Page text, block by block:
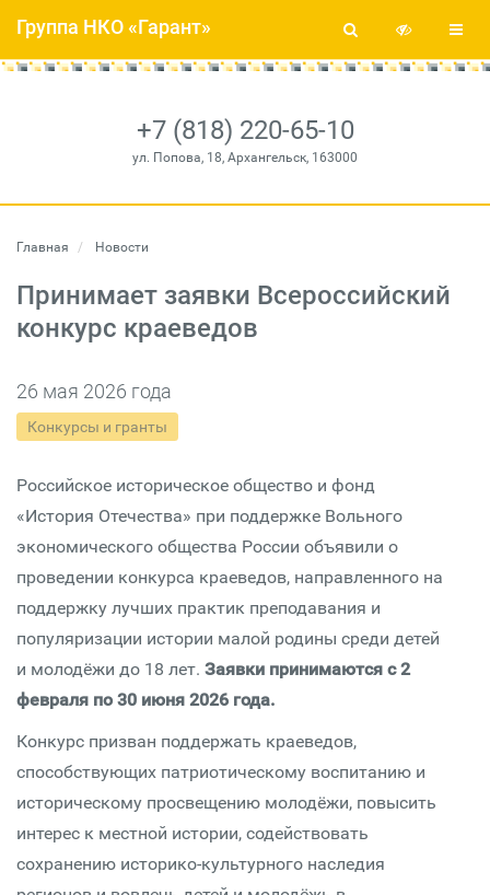
+7 (818) 220-65-10
ул. Попова, 18, Архангельск, 163000
Группа НКО «Гарант»
Главная Новости
Принимает заявки Всероссийский
конкурс краеведов
26 мая 2026 года
Конкурсы и гранты
Российское историческое общество и фонд
«История Отечества» при поддержке Вольного
экономического общества России объявили о
проведении конкурса краеведов, направленного на
поддержку лучших практик преподавания и
популяризации истории малой родины среди детей
и молодёжи до 18 лет. Заявки принимаются с 2
февраля по 30 июня 2026 года.
Конкурс призван поддержать краеведов,
способствующих патриотическому воспитанию и
историческому просвещению молодёжи, повысить
интерес к местной истории, содействовать
сохранению историко-культурного наследия